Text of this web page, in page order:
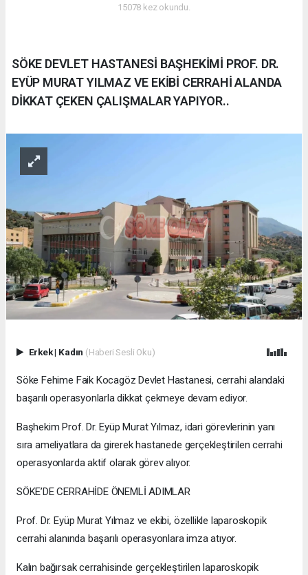
15078 kez okundu.
SÖKE DEVLET HASTANESİ BAŞHEKİMİ PROF. DR.
EYÜP MURAT YILMAZ VE EKİBİ CERRAHİ ALANDA
DİKKAT ÇEKEN ÇALIŞMALAR YAPIYOR..
Erkek| Kadın (Haberi Sesli Oku)
Söke Fehime Faik Kocagöz Devlet Hastanesi, cerrahi alandaki
başarılı operasyonlarla dikkat çekmeye devam ediyor.
Başhekim Prof. Dr. Eyüp Murat Yılmaz, idari görevlerinin yanı
sıra ameliyatlara da girerek hastanede gerçekleştirilen cerrahi
operasyonlarda aktif olarak görev alıyor.
SÖKE’DE CERRAHİDE ÖNEMLİ ADIMLAR
Prof. Dr. Eyüp Murat Yılmaz ve ekibi, özellikle laparoskopik
cerrahi alanında başarılı operasyonlara imza atıyor.
Kalın bağırsak cerrahisinde gerçekleştirilen laparoskopik